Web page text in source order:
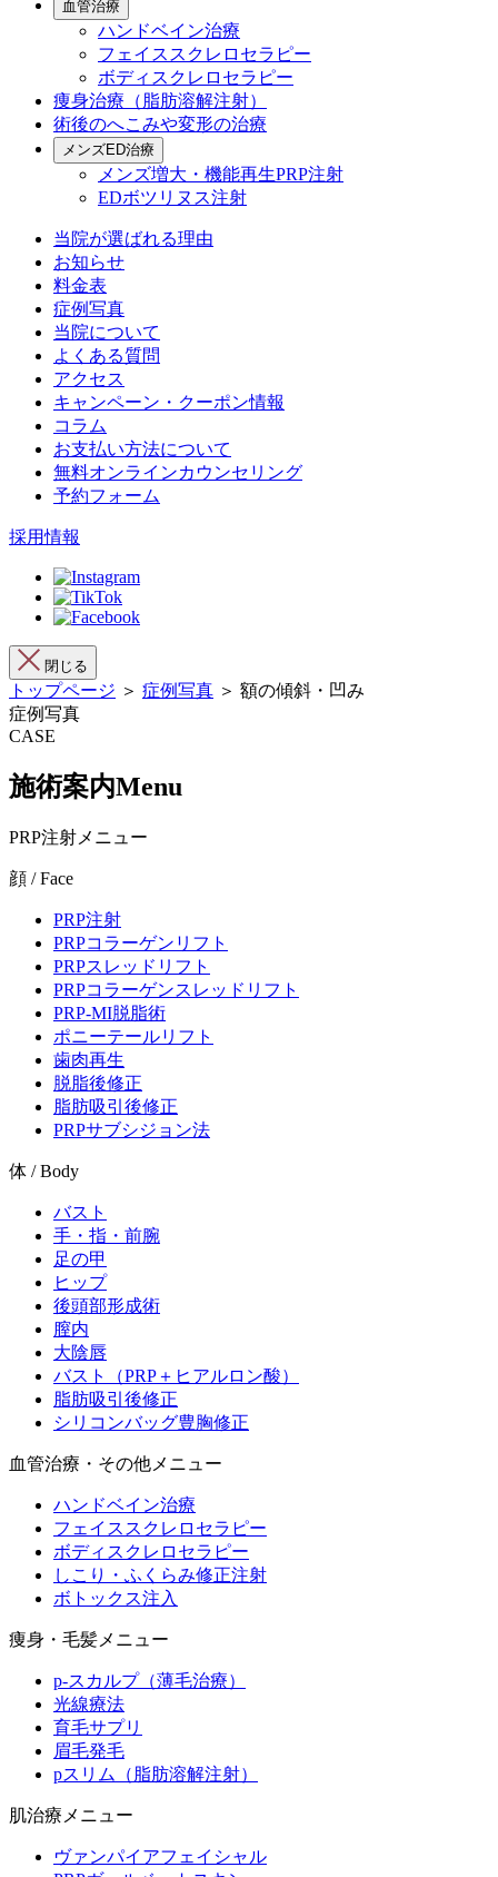
血管治療
ハンドベイン治療
フェイススクレロセラピー
ボディスクレロセラピー
痩身治療（脂肪溶解注射）
術後のへこみや変形の治療
メンズED治療
メンズ増大・機能再生PRP注射
EDボツリヌス注射
当院が選ばれる理由
お知らせ
料金表
症例写真
当院について
よくある質問
アクセス
キャンペーン・クーポン情報
コラム
お支払い方法について
無料オンラインカウンセリング
予約フォーム
採用情報
閉じる
トップページ ＞ 症例写真 ＞ 額の傾斜・凹み
症例写真
CASE
施術案内Menu
PRP注射メニュー
顔 / Face
PRP注射
PRPコラーゲンリフト
PRPスレッドリフト
PRPコラーゲンスレッドリフト
PRP-MI脱脂術
ポニーテールリフト
歯肉再生
脱脂後修正
脂肪吸引後修正
PRPサブシジョン法
体 / Body
バスト
手・指・前腕
足の甲
ヒップ
後頭部形成術
膣内
大陰唇
バスト（PRP＋ヒアルロン酸）
脂肪吸引後修正
シリコンバッグ豊胸修正
血管治療・その他メニュー
ハンドベイン治療
フェイススクレロセラピー
ボディスクレロセラピー
しこり・ふくらみ修正注射
ボトックス注入
痩身・毛髪メニュー
p-スカルプ（薄毛治療）
光線療法
育毛サプリ
眉毛発毛
pスリム（脂肪溶解注射）
肌治療メニュー
ヴァンパイアフェイシャル